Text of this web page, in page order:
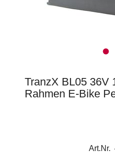
TranzX BL05 36V
Rahmen E-Bike
Art.Nr.